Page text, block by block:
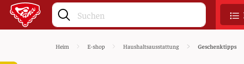
Heim E-shop Haushaltsausstattung Geschenktipps